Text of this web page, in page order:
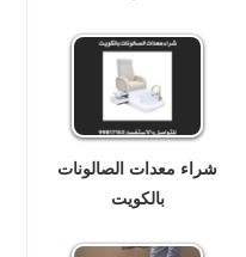
شراء معدات الصالونات
بالكويت